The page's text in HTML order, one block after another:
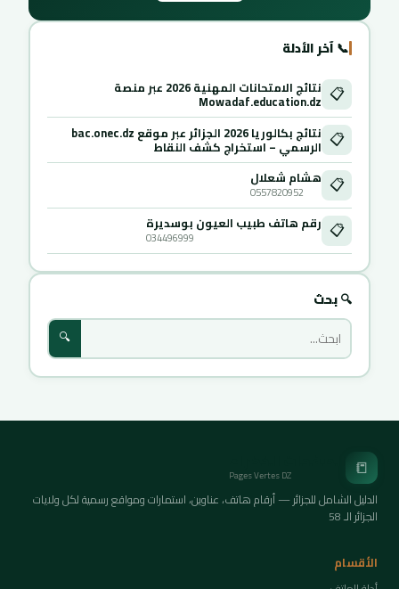
📞 آخر الأدلة
📋 نتائج الامتحانات المهنية 2026 عبر منصة
Mowadaf.education.dz
📋 نتائج بكالوريا 2026 الجزائر عبر موقع bac.onec.dz
الرسمي – استخراج كشف النقاط
📋 هشام شعلال
0557820952
📋 رقم هاتف طبيب العيون بوسديرة
034496999
🔍 بحث
🔍
📒
Pages Vertes DZ
الدليل الشامل للجزائر — أرقام هاتف، عناوين، استمارات ومواقع رسمية لكل ولايات
الجزائر الـ 58
الأقسام